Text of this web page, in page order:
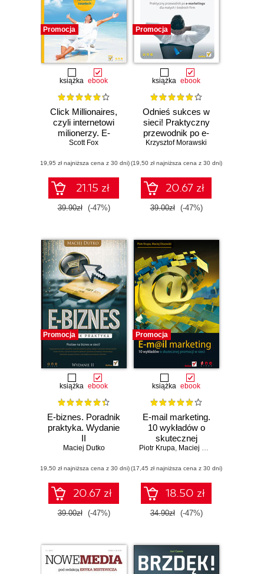
Promocja
książka ebook
Click Millionaires,
czyli internetowi
milionerzy. E-
biznes na twoich
Scott Fox
(19,95 zł najniższa cena z 30 dni)
21.15 zł
39.90zł (-47%)
Promocja
książka ebook
Odnieś sukces w
sieci! Praktyczny
przewodnik po e-
marketingu dla
firm
Krzysztof Morawski
(19,50 zł najniższa cena z 30 dni)
20.67 zł
39.00zł (-47%)
Promocja
książka ebook
E-biznes. Poradnik
praktyka. Wydanie
II
Maciej Dutko
(19,50 zł najniższa cena z 30 dni)
20.67 zł
39.00zł (-47%)
Promocja
książka ebook
E-mail marketing.
10 wykładów o
skutecznej
promocji w sieci
Piotr Krupa, Maciej Ossowski
(17,45 zł najniższa cena z 30 dni)
18.50 zł
34.90zł (-47%)